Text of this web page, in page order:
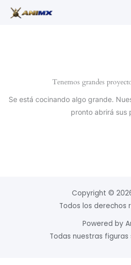
Tenemos grandes
Se está cocinando algo grande.
pronto abrirá sus
Copyright ©
Todos los derechos
Powered by
Todas nuestras figuras